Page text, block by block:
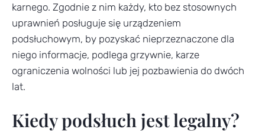
karnego. Zgodnie z nim każdy, kto bez stosownych
uprawnień posługuje się urządzeniem
podsłuchowym, by pozyskać nieprzeznaczone dla
niego informacje, podlega grzywnie, karze
ograniczenia wolności lub jej pozbawienia do dwóch
lat.
Kiedy podsłuch jest legalny?